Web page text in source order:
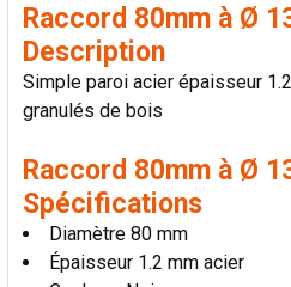
TOUT
SÉLECTIONNER
LA
SÉLECTION
AU PANIER
Raccord 80mm à Ø
Description
Simple paroi acier épaisseur
granulés de bois
Raccord 80mm à Ø
Spécifications
Diamètre 80 mm
Épaisseur 1.2 mm acier